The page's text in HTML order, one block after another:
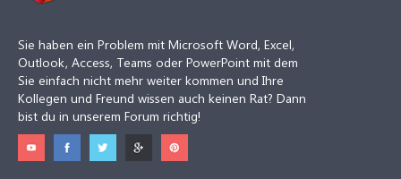
Sie haben ein Problem mit Microsoft Word, Excel,
Outlook, Access, Teams oder PowerPoint mit dem
Sie einfach nicht mehr weiter kommen und Ihre
Kollegen und Freund wissen auch keinen Rat? Dann
bist du in unserem Forum richtig!